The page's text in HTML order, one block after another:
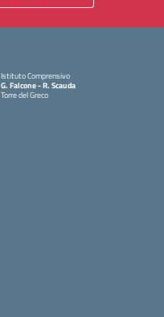
Istituto Comprensivo
G. Falcone - R. Scauda
Torre del Greco